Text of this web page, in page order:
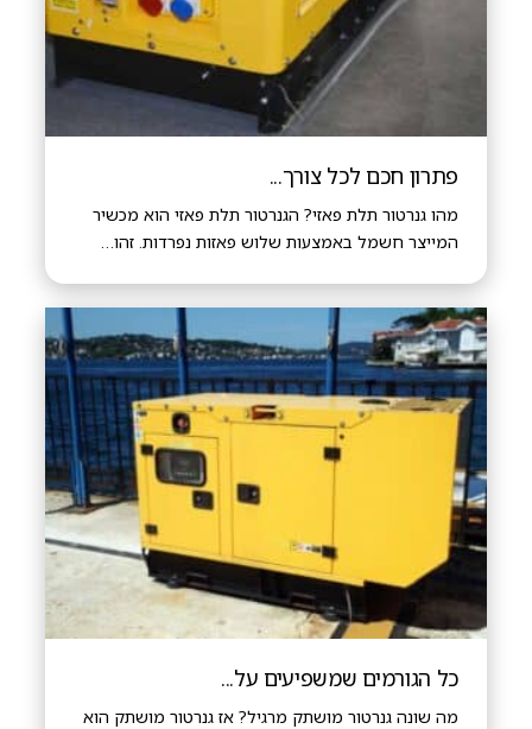
פתרון חכם לכל צורך...
מהו גנרטור תלת פאזי? הגנרטור תלת פאזי הוא מכשיר
המייצר חשמל באמצעות שלוש פאזות נפרדות. זהו…
כל הגורמים שמשפיעים על...
מה שונה גנרטור מושתק מרגיל? אז גנרטור מושתק הוא